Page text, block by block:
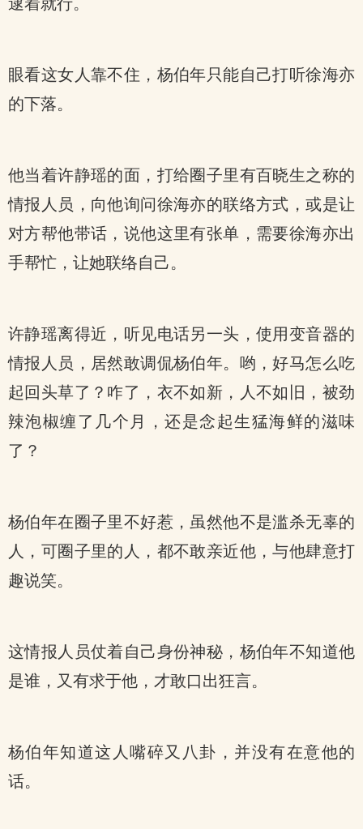
眼看这女人靠不住，杨伯年只能自己打听徐海亦
的下落。
他当着许静瑶的面，打给圈子里有百晓生之称的
情报人员，向他询问徐海亦的联络方式，或是让
对方帮他带话，说他这里有张单，需要徐海亦出
手帮忙，让她联络自己。
许静瑶离得近，听见电话另一头，使用变音器的
情报人员，居然敢调侃杨伯年。哟，好马怎么吃
起回头草了？咋了，衣不如新，人不如旧，被劲
辣泡椒缠了几个月，还是念起生猛海鲜的滋味
了？
杨伯年在圈子里不好惹，虽然他不是滥杀无辜的
人，可圈子里的人，都不敢亲近他，与他肆意打
趣说笑。
这情报人员仗着自己身份神秘，杨伯年不知道他
是谁，又有求于他，才敢口出狂言。
杨伯年知道这人嘴碎又八卦，并没有在意他的
话。